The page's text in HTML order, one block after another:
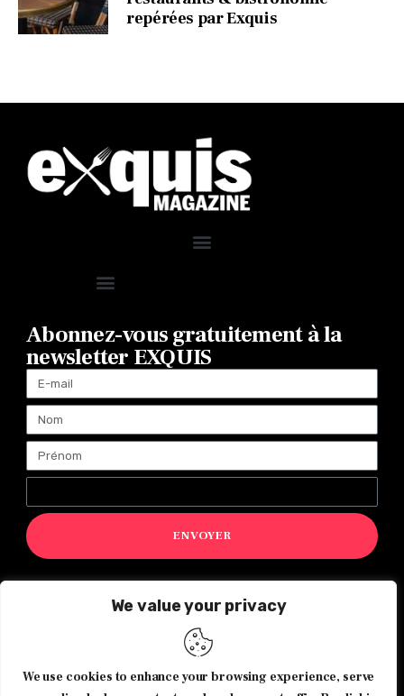
We value your privacy
We use cookies to enhance your browsing experience, serve
repérées par Exquis
Abonnez-vous gratuitement à la
newsletter EXQUIS
ENVOYER
Magazine Exquis© 2026 Tous droits réservés -Made with ♥️
byAgence de communication JOUR J